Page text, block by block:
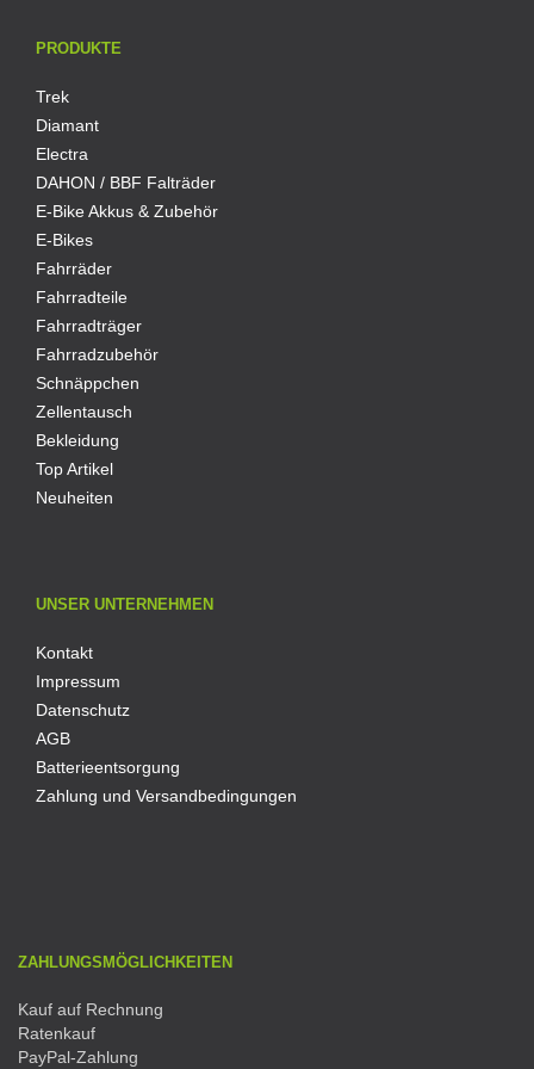
PRODUKTE
Trek
Diamant
Electra
DAHON / BBF Falträder
E-Bike Akkus & Zubehör
E-Bikes
Fahrräder
Fahrradteile
Fahrradträger
Fahrradzubehör
Schnäppchen
Zellentausch
Bekleidung
Top Artikel
Neuheiten
UNSER UNTERNEHMEN
Kontakt
Impressum
Datenschutz
AGB
Batterieentsorgung
Zahlung und Versandbedingungen
ZAHLUNGSMÖGLICHKEITEN
Kauf auf Rechnung
Ratenkauf
PayPal-Zahlung